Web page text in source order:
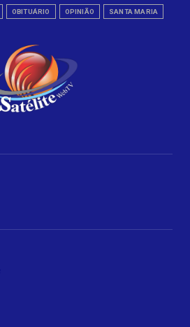
OBITUÁRIO OPINIÃO SANTA MARIA